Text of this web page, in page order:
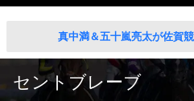
真中満＆五十嵐亮太が佐賀
セントブレーブ